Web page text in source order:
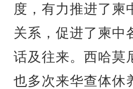
度，有力推进了柬
关系，促进了柬中
话及往来。西哈莫
也多次来华查体休